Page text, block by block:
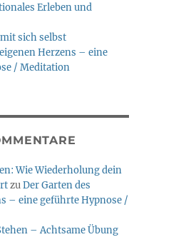
Erleben und
sich selbst
Herzens – eine
/ Meditation
Wie Wiederholung dein
zuDer Garten des
– eine geführte Hypnose /
– Achtsame Übung